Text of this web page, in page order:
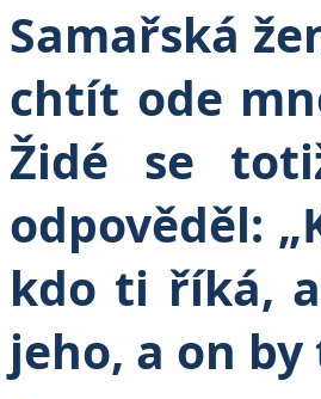
Samařská
chtít ode
Židé se
odpověděl:
kdo ti říká,
jeho, a on